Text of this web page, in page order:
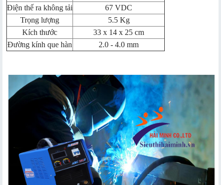
Điện thế ra không tải
67 VDC
Trọng lượng
5.5 Kg
Kích thước
33 x 14 x 25 cm
Đường kính que hàn
2.0 - 4.0 mm